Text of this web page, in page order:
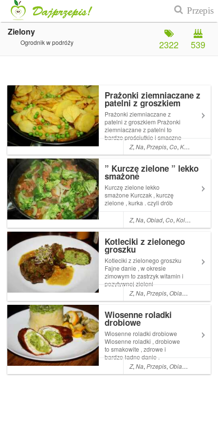
Zielony
Ogrodnik w podróży 539
2322
Prażonki ziemniaczane z
patelni z groszkiem
Prażonki ziemniaczane z
patelni z groszkiem Prażonki
ziemniaczane z patelni to
bardzo prościutkie i smaczne
danie . Czasami robię je jako
dodatek do mięsa lub serwuję
More ... Artykuł Prażonki
ziemniaczane z patelni z
groszk...
Z,Na,Przepis,Co,Kolacja
” Kurczę zielone ” lekko
smażone
Kurczę zielone lekko
smażone Kurczak , kurczę
zielone , kurka . czyli drób
Z,Na,Obiad,Co,Kolacja
Kotleciki z zielonego
groszku
Kotleciki z zielonego groszku
Fajne danie , w okresie
zimowym to zastrzyk witamin i
pozytywnej zieleni
Z,Na,Przepis,Obiad ,
Wiosenne roladki
drobiowe
Wiosenne roladki drobiowe
Wiosenne roladki , drobiowe
to smakowite , zdrowe i
bardzo ładne danie .
Doskonale wpasuje się w
Wielkanocny nastrój i ozdobi
Z,Na,Przepis,Obiad ,